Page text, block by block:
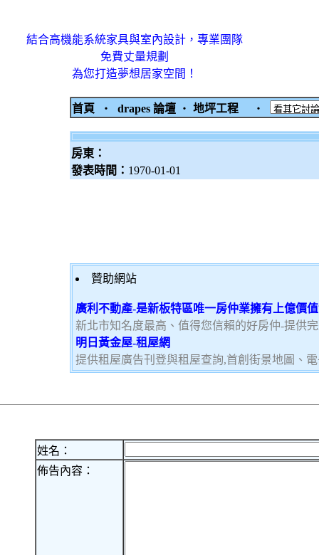
結合高機能系統家具與室內設計，專業團隊
免費丈量規劃
為您打造夢想居家空間！
首頁 ‧ drapes 論壇 ‧ 地坪工程 ‧
房東：
發表時間： 1970-01-01
贊助網站
廣利不動產-是新板特區唯一房仲業擁有上億價
新北市知名度最高、值得您信賴的好房仲-提供
明日黃金屋-租屋網
提供租屋廣告刊登與租屋查詢,首創街景地圖、
姓名：
佈告內容：